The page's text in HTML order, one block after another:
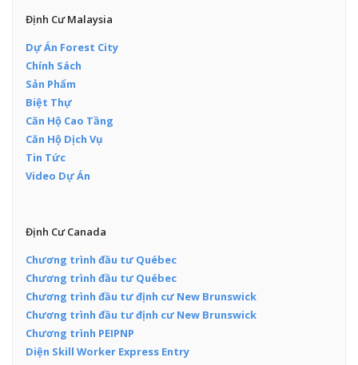
Định Cư Malaysia
Dự Án Forest City
Chính Sách
Sản Phẩm
Biệt Thự
Căn Hộ Cao Tầng
Căn Hộ Dịch Vụ
Tin Tức
Video Dự Án
Định Cư Canada
Chương trình đầu tư Québec
Chương trình đầu tư Québec
Chương trình đầu tư định cư New Brunswick
Chương trình đầu tư định cư New Brunswick
Chương trình PEIPNP
Diện Skill Worker Express Entry